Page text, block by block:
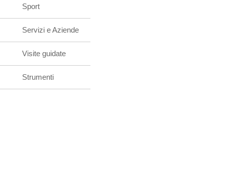
Sport
Servizi e Aziende
Visite guidate
Strumenti